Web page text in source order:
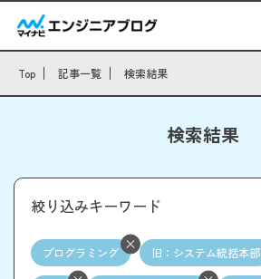
Top 記事一覧 検索結果
検索結果
絞り込みキーワード
プログラミング 旧：システム統括本部